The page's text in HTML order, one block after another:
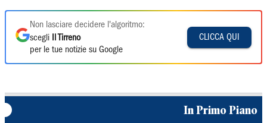
Non lasciare decidere l'algoritmo:
scegli
Il Tirreno
per le tue notizie su Google
CLICCA QUI
In Primo Piano